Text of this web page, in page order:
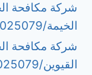
شركة مكافحة
الخيمة/0506025079
شركة مكافحة
القيوين/0506025079